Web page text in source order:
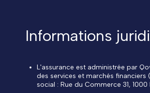
Informations
L'assurance est administrée par
des services et marchés financiers
social : Rue du Commerce 31, 1000